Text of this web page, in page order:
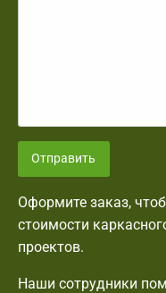
Отправить
Оформите заказ,
стоимости
проектов.
Наши сотрудники